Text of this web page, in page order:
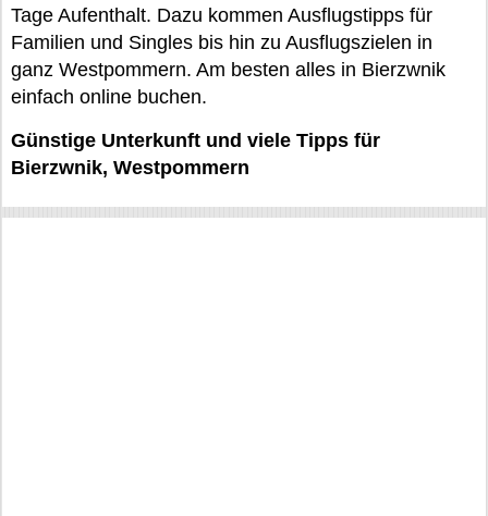
Tage Aufenthalt. Dazu kommen Ausflugstipps für
Familien und Singles bis hin zu Ausflugszielen in
ganz Westpommern. Am besten alles in Bierzwnik
einfach online buchen.
Günstige Unterkunft und viele Tipps für
Bierzwnik, Westpommern